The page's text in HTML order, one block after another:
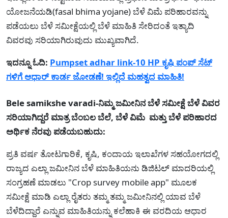
ಯೋಜನೆಯಡಿ(fasal bhima yojane) ಬೆಳೆ ವಿಮೆ ಪರಿಹಾರವನ್ನು
ಪಡೆಯಲು ಬೆಳೆ ಸಮೀಕ್ಷೆಯಲ್ಲಿ ಬೆಳೆ ಮಾಹಿತಿ ಸೇರಿದಂತೆ ಇತ್ಯಾದಿ
ವಿವರವು ಸರಿಯಾಗಿರುವುದು ಮುಖ್ಯವಾಗಿದೆ.
ಇದನ್ನೂ ಓದಿ: Pumpset adhar link-10 HP ಕೃಷಿ ಪಂಪ್ ಸೆಟ್
ಗಳಿಗೆ ಆಧಾರ್ ಕಾರ್ಡ ಜೋಡಣೆ! ಇಲ್ಲಿದೆ ಮಹತ್ವದ ಮಾಹಿತಿ!
Bele samikshe varadi-ನಿಮ್ಮ ಜಮೀನಿನ ಬೆಳೆ ಸಮೀಕ್ಷೆ ಬೆಳೆ ವಿವರ
ಸರಿಯಾಗಿದ್ದರೆ ಮಾತ್ರ ಬೆಂಬಲ ಬೆಲೆ, ಬೆಳೆ ವಿಮೆ ಮತ್ತು ಬೆಳೆ ಪರಿಹಾರದ
ಅರ್ಥಿಕ ನೆರವು ಪಡೆಯಬಹುದು:
ಪ್ರತಿ ವರ್ಷ ತೋಟಗಾರಿಕೆ, ಕೃಷಿ, ಕಂದಾಯ ಇಲಾಖೆಗಳ ಸಹಯೋಗದಲ್ಲಿ
ರಾಜ್ಯದ ಎಲ್ಲಾ ಜಮೀನಿನ ಬೆಳೆ ಮಾಹಿತಿಯನು ಡಿಜಿಟಲ್ ಮಾದರಿಯಲ್ಲಿ
ಸಂಗ್ರಹಣೆ ಮಾಡಲು "Crop survey mobile app" ಮೂಲಕ
ಸಮೀಕ್ಷೆ ಮಾಡಿ ಎಲ್ಲಾ ರೈತರು ತಮ್ಮ ತಮ್ಮ ಜಮೀನಿನಲ್ಲಿ ಯಾವ ಬೆಳೆ
ಬೆಳೆದಿದ್ದಾರೆ ಎನ್ನುವ ಮಾಹಿತಿಯನ್ನು ಕಲೆಹಾಕಿ ಈ ವರದಿಯ ಆಧಾರ